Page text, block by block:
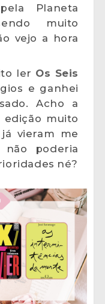
Planeta
muito
vejo a hora
ler Os Seis
e ganhei
Acho a
edição muito
vieram me
poderia
né?